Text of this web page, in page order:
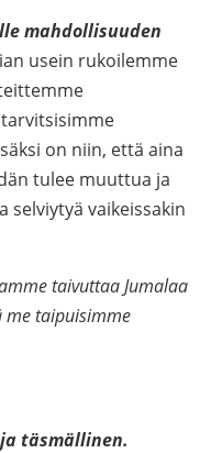
mahdollisuuden
usein rukoilemme
on niin, että aina
tulee muuttua ja
selviytyä vaikeissakin
taivuttaa Jumalaa
me taipuisimme
täsmällinen.